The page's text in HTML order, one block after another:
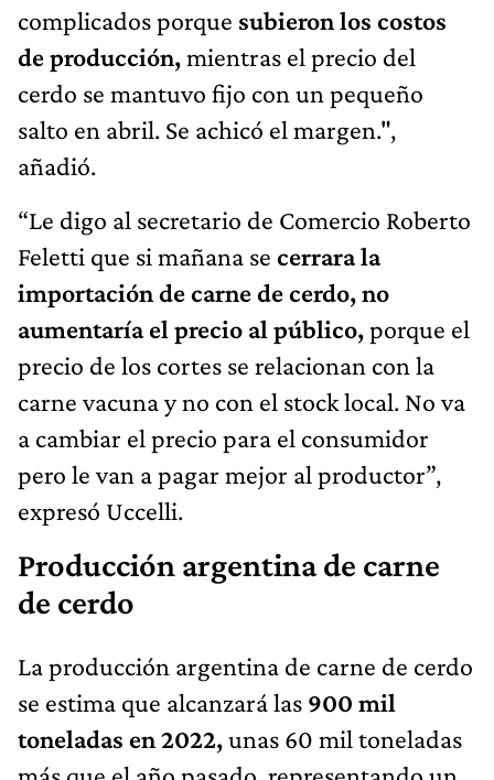
complicados porque subieron los costos
de producción,mientras el precio del
cerdo se mantuvo fijo con un pequeño
salto en abril. Se achicó el margen.",
añadió.
“Le digo al secretario de Comercio Roberto
Feletti que si mañana se cerrara la
importación de carne de cerdo, no
aumentaría el precio al público,porque el
precio de los cortes se relacionan con la
carne vacuna y no con el stock local. No va
a cambiar el precio para el consumidor
pero le van a pagar mejor al productor”,
expresó Uccelli.
Producción argentina de carne
de cerdo
La producción argentina de carne de cerdo
se estima que alcanzará las 900 mil
toneladas en 2022,unas 60 mil toneladas